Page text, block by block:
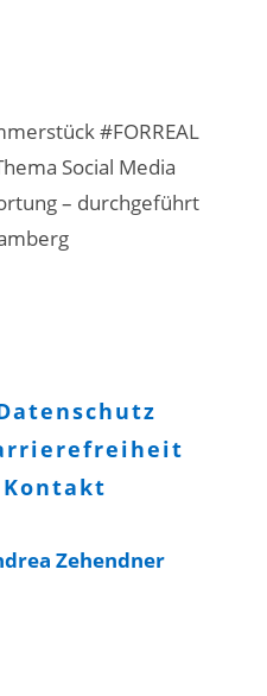
#FORREAL
Social Media
– durchgeführt
Kontakt
Zehendner